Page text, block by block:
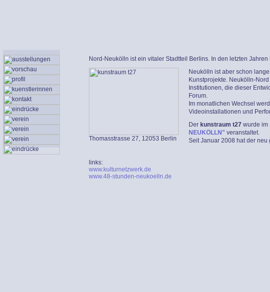
Nord-Neukölln ist ein vitaler Stadtteil Berlins. In den letzten
Thomasstrasse 27, 12053 Berlin
Neukölln ist aber schon
Kunstprojekte. Neukölln-
Institutionen, die dieser
Forum.
Im monatlichen Wechsel
Videoinstallationen und
Der kunstraum t27 wurde im
NEUKÖLLN" veranstaltet.
Seit Januar 2008 hat der neu
links:
www.kulturnetzwerk.de
www.48-stunden-neukoelln.de